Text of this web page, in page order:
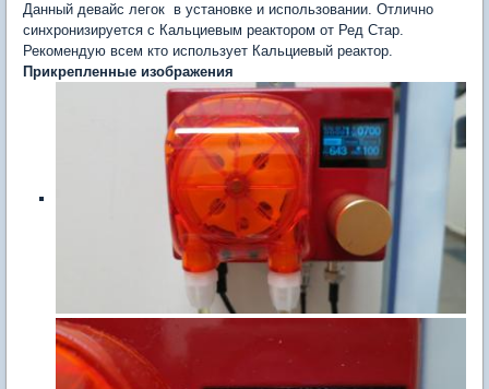
Данный девайс легок в установке и использовании. Отлично
синхронизируется с Кальциевым реактором от Ред Стар.
Рекомендую всем кто использует Кальциевый реактор.
Прикрепленные изображения